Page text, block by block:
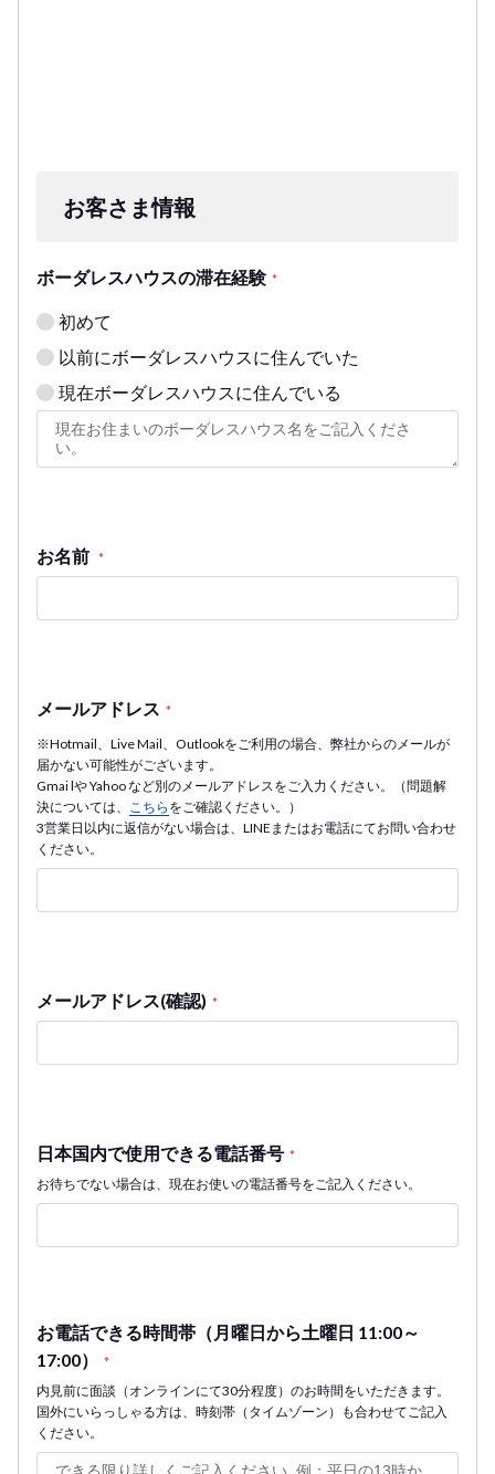
お客さま情報
ボーダレスハウスの滞在経験 *
初めて
以前にボーダレスハウスに住んでいた
現在ボーダレスハウスに住んでいる
お名前 *
メールアドレス *
※Hotmail、Live Mail、Outlookをご利用の場合、弊社からのメールが
届かない可能性がございます。
Gmai lや Yahoo など別のメールアドレスをご入力ください。（問題解
決については、
こちら をご確認ください。）
3営業日以内に返信がない場合は、LINEまたはお電話にてお問い合わせ
ください。
メールアドレス(確認) *
日本国内で使用できる電話番号 *
お待ちでない場合は、現在お使いの電話番号をご記入ください。
お電話できる時間帯（月曜日から土曜日 11:00～
17:00）
*
内見前に面談（オンラインにて30分程度）のお時間をいただきます。
国外にいらっしゃる方は、時刻帯（タイムゾーン）も合わせてご記入
ください。